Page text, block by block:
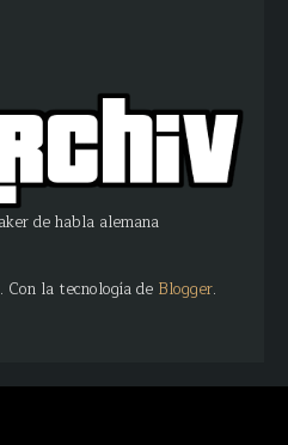
de habla alemana
la tecnología de Blogger.